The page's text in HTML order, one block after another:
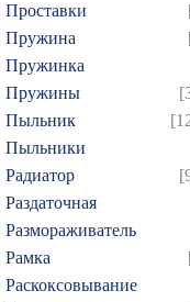
Проставки
Пружина
Пружинка
Пружины
Пыльник
Пыльники
Радиатор
Раздаточная
Размораживатель
Рамка
Раскоксовывание